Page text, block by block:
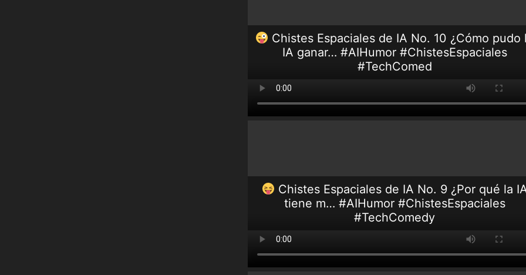
Chistes Espaciales de IA No. 10 ¿Cómo pudo
IA ganar… #AIHumor #ChistesEspaciales
#TechComed
Chistes Espaciales de IA No. 9 ¿Por qué la
tiene m… #AIHumor #ChistesEspaciales
#TechComedy